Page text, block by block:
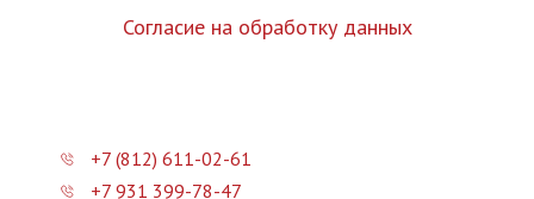
Согласие на обработку данных
+7 (812) 611-02-61
+7 931 399-78-47